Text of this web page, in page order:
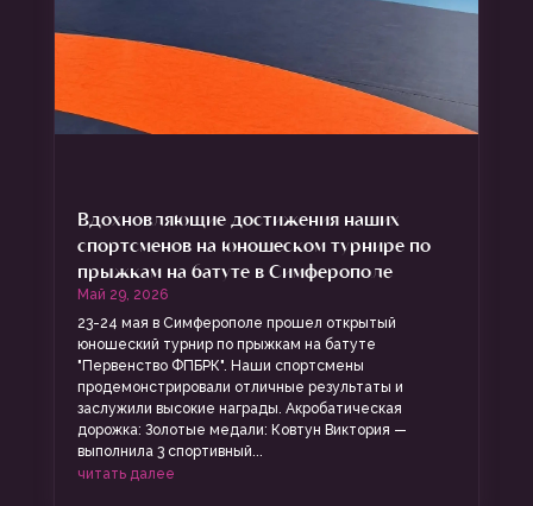
Вдохновляющие достижения наших
спортсменов на юношеском турнире по
прыжкам на батуте в Симферополе
Май 29, 2026
23-24 мая в Симферополе прошел открытый
юношеский турнир по прыжкам на батуте
"Первенство ФПБРК". Наши спортсмены
продемонстрировали отличные результаты и
заслужили высокие награды. Акробатическая
дорожка: Золотые медали: Ковтун Виктория —
выполнила 3 спортивный...
читать далее